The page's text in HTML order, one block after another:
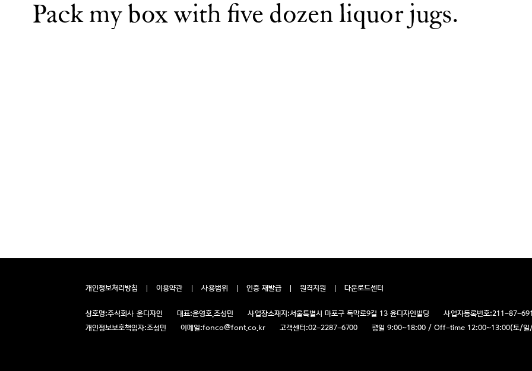
Pack my box with five dozen liquor jugs.
개인정보처리방침 이용약관 사용범위 인증 재발급 원격지원 다운로드센터
상호명:주식회사 윤디자인 대표:윤영호,조성민 사업장소재지:서울특별시 마포구 독막로9길 13 윤디자인빌딩 사업자등록번호:211-87-
개인정보보호책임자:조성민 이메일:fonco@font.co.kr 고객센터:02-2287-6700 평일 9:00~18:00 / Off-time 12:00~13:00(토/일/